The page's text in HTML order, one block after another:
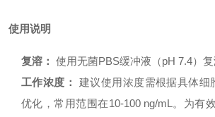
使用说明
复溶： 使用无菌PBS缓冲液（pH 7.4）复
工作浓度：
建议使用浓度需根据具体细
优化，常用范围在10-100 ng/mL。为有